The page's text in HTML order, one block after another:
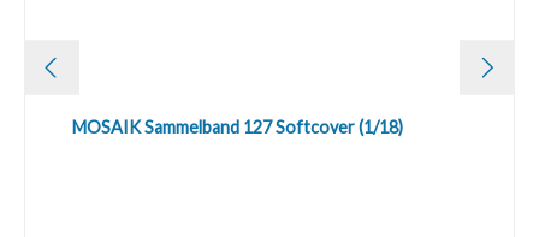
MOSAIK Sammelband 127 Softcover (1/18)